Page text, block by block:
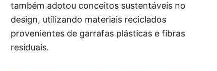
também adotou conceitos sustentáveis no
design, utilizando materiais reciclados
provenientes de garrafas plásticas e fibras
residuais.